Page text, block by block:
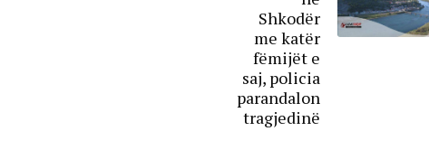
Shkodër
me katër
fëmijët e
saj, policia
parandalon
tragjedinë